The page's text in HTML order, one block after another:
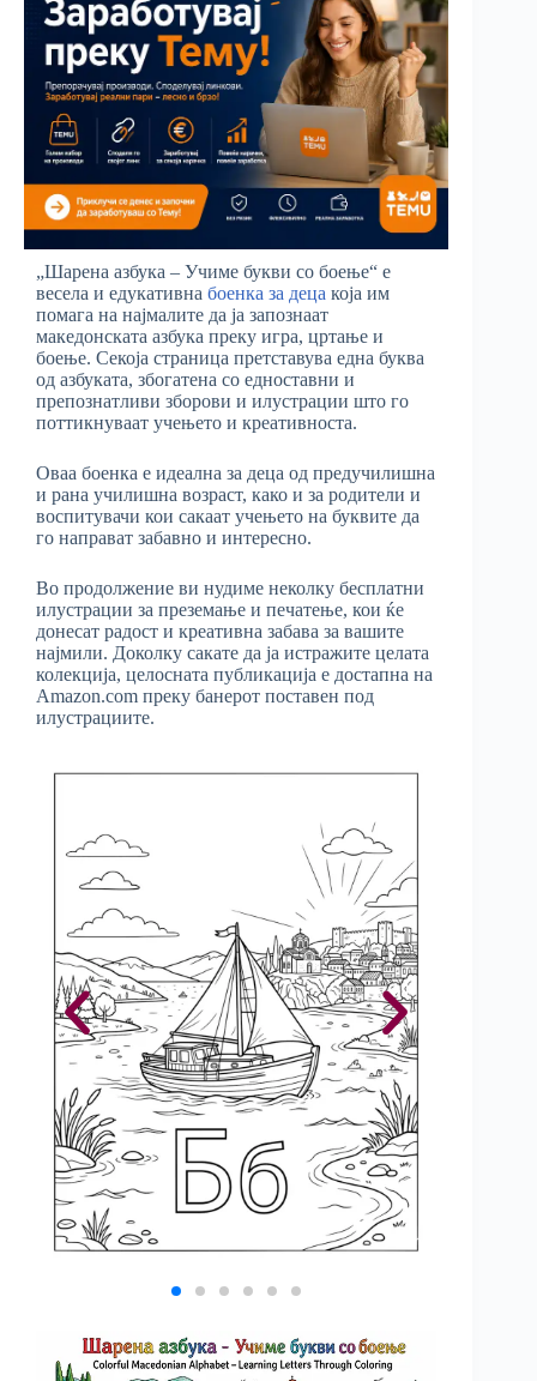
„Шарена азбука – Учиме букви со боење“ е
весела и едукативна боенка за деца која им
помага на најмалите да ја запознаат
македонската азбука преку игра, цртање и
боење. Секоја страница претставува една буква
од азбуката, збогатена со едноставни и
препознатливи зборови и илустрации што го
поттикнуваат учењето и креативноста.
Оваа боенка е идеална за деца од предучилишна
и рана училишна возраст, како и за родители и
воспитувачи кои сакаат учењето на буквите да
го направат забавно и интересно.
Во продолжение ви нудиме неколку бесплатни
илустрации за преземање и печатење, кои ќе
донесат радост и креативна забава за вашите
најмили. Доколку сакате да ја истражите целата
колекција, целосната публикација е достапна на
Amazon.com преку банерот поставен под
илустрациите.